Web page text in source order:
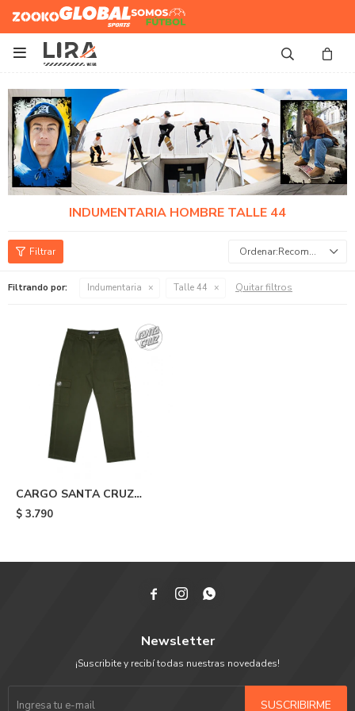
Zooko Global Sports
Somos
Futbol

INDUMENTARIA HOMBRE TALLE 44
Recomendados
Filtrando por: Indumentaria Talle 44 Quitar filtros
CARGO SANTA CRUZ
OPUS DOT - Green
$ 3.790
  
Newsletter
¡Suscribite y recibí todas nuestras novedades!
SUSCRIBIRME